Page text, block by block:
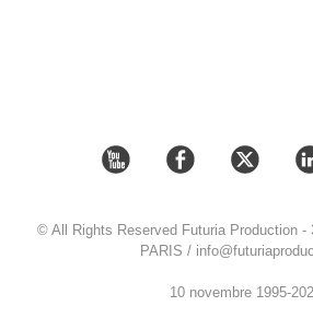
© All Rights Reserved Futuria Production -
PARIS /
10 novembre 1995-